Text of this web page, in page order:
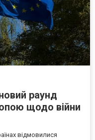
раунд
щодо війни
відмовилися